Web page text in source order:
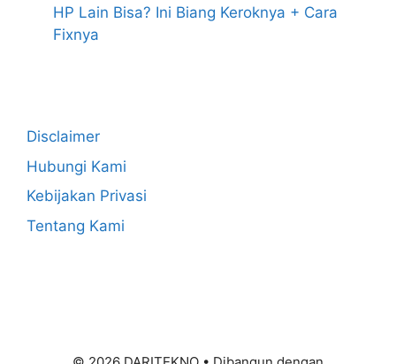
HP Lain Bisa? Ini Biang Keroknya + Cara
Fixnya
Disclaimer
Hubungi Kami
Kebijakan Privasi
Tentang Kami